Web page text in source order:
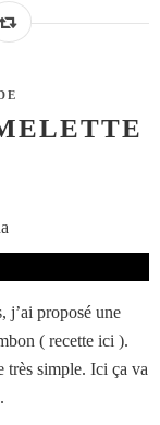
j’ai proposé une
( recette ici ).
très simple. Ici ça va